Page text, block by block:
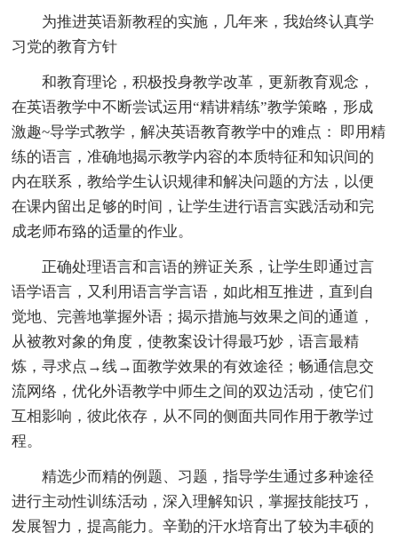
为推进英语新教程的实施，几年来，我始终认真学
习党的教育方针
和教育理论，积极投身教学改革，更新教育观念，
在英语教学中不断尝试运用“精讲精练”教学策略，形成
激趣~导学式教学，解决英语教育教学中的难点： 即用精
练的语言，准确地揭示教学内容的本质特征和知识间的
内在联系，教给学生认识规律和解决问题的方法，以便
在课内留出足够的时间，让学生进行语言实践活动和完
成老师布臵的适量的作业。
正确处理语言和言语的辨证关系，让学生即通过言
语学语言，又利用语言学言语，如此相互推进，直到自
觉地、完善地掌握外语；揭示措施与效果之间的通道，
从被教对象的角度，使教案设计得最巧妙，语言最精
炼，寻求点→线→面教学效果的有效途径；畅通信息交
流网络，优化外语教学中师生之间的双边活动，使它们
互相影响，彼此依存，从不同的侧面共同作用于教学过
程。
精选少而精的例题、习题，指导学生通过多种途径
进行主动性训练活动，深入理解知识，掌握技能技巧，
发展智力，提高能力。辛勤的汗水培育出了较为丰硕的